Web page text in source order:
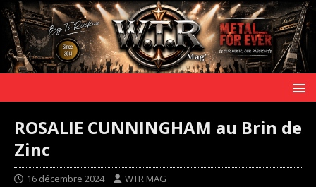
ROSALIE CUNNINGHAM au Brin de
Zinc
16 décembre 2024 WTR MAG